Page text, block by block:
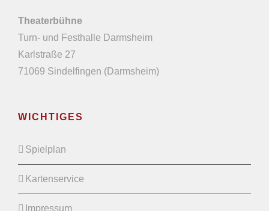
Theaterbühne
Turn- und Festhalle Darmsheim
Karlstraße 27
71069 Sindelfingen (Darmsheim)
WICHTIGES
Spielplan
Kartenservice
Impressum